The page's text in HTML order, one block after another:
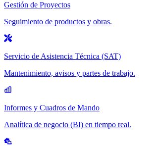
Gestión de Proyectos
Seguimiento de productos y obras.
Servicio de Asistencia Técnica (SAT)
Mantenimiento, avisos y partes de trabajo.
Informes y Cuadros de Mando
Analítica de negocio (BI) en tiempo real.